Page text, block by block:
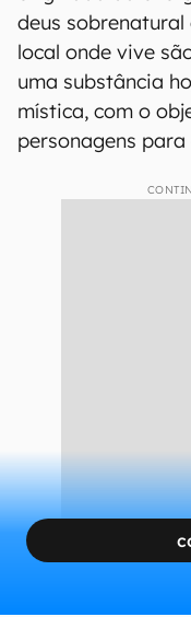
deus sobrenatural
local onde vive
uma substância
mística, com o
personagens